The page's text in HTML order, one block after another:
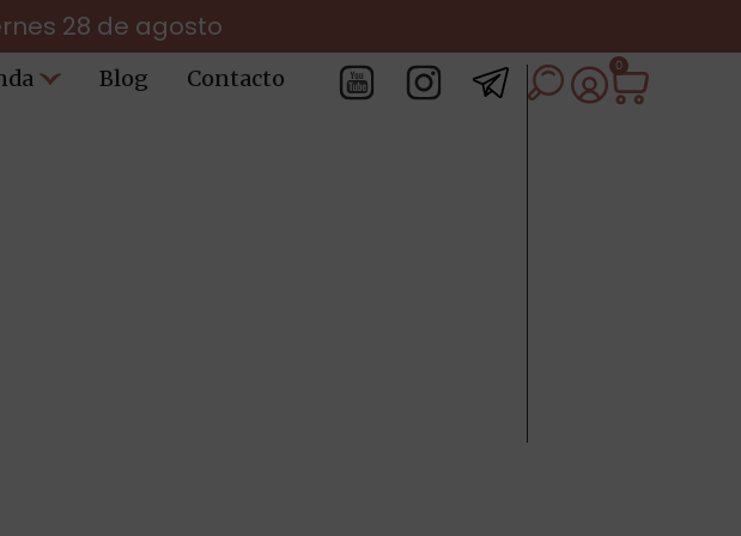
28 de agosto
Blog Contacto 0